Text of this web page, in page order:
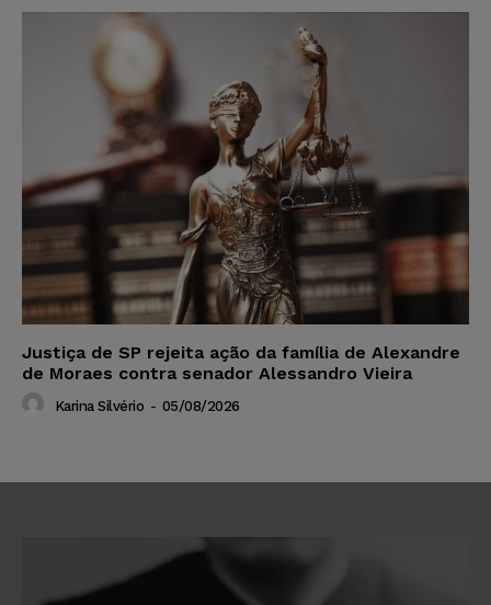
Justiça de SP rejeita ação da família de Alexandre
de Moraes contra senador Alessandro Vieira
Karina Silvério - 05/08/2026